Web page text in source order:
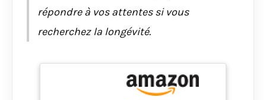
répondre à vos attentes si vous
recherchez la longévité.